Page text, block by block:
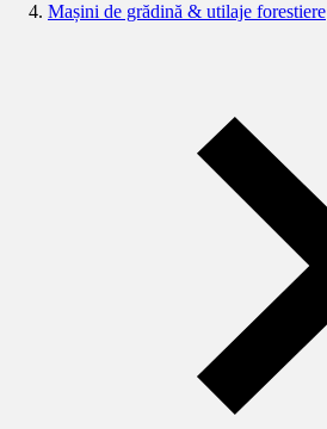
Mașini de grădină & utilaje forestiere